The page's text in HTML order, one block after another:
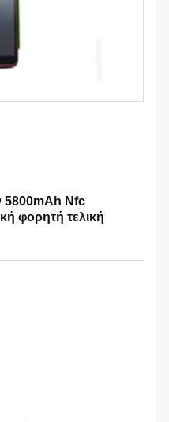
5800mAh Nfc
φορητή τελική